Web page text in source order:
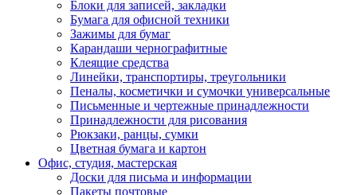
Блоки для записей, закладки
Бумага для офисной техники
Зажимы для бумаг
Карандаши чернографитные
Клеящие средства
Линейки, транспортиры, треугольники
Пеналы, косметички и сумочки универсальные
Письменные и чертежные принадлежности
Принадлежности для рисования
Рюкзаки, ранцы, сумки
Цветная бумага и картон
Офис, студия, мастерская
Доски для письма и информации
Пакеты почтовые